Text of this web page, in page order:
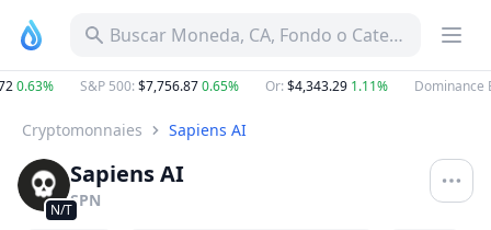
Buscar Moneda, CA, Fondo o Categoría
0.63% S&P 500:$7,756.870.65% Or:$4,343.291.11% Dominance
Cryptomonnaies Sapiens AI
N/T
Sapiens AI
SPN